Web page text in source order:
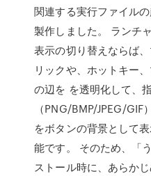
関連する実行ファイル
製作しました。 ランチ
表示の切り替えならば
リックや、ホットキー
の辺を を透明化して、
（PNG/BMP/JPEG/GIF
をボタンの背景として
能です。 そのため、「
ストール時に、あらか